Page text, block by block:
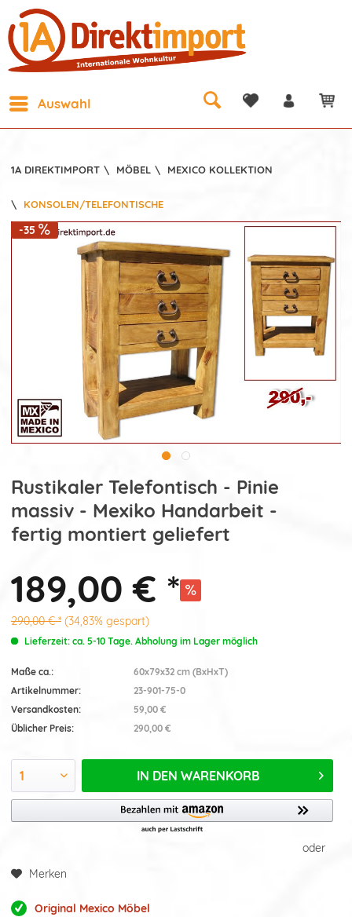
Auswahl
1A DIREKTIMPORT \ MÖBEL \ MEXICO KOLLEKTION
\ KONSOLEN/TELEFONTISCHE
-35
Rustikaler Telefontisch - Pinie
massiv - Mexiko Handarbeit -
fertig montiert geliefert
189,00 € *
290,00 € * (34,83% gespart)
Lieferzeit: ca. 5-10 Tage. Abholung im Lager möglich
Maße ca.:
60x79x32 cm (BxHxT)
Artikelnummer:
23-901-75-0
Versandkosten:
59,00 €
Üblicher Preis:
290,00 €
IN DEN WARENKORB
oder
Merken
Original Mexico Möbel